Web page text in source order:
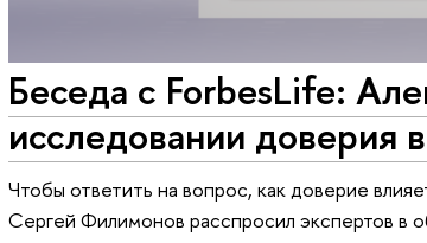
Беседа с ForbesLife:
исследовании доверия
Чтобы ответить на вопрос, как доверие
Сергей Филимонов расспросил экспертов в